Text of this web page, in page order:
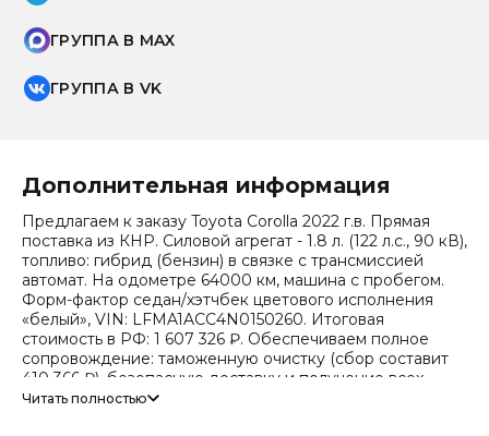
ГРУППА В MAX
ГРУППА В VK
Дополнительная информация
Предлагаем к заказу Toyota Corolla 2022 г.в. Прямая
поставка из КНР. Силовой агрегат - 1.8 л. (122 л.с., 90 кВ),
топливо: гибрид (бензин) в связке с трансмиссией
автомат. На одометре 64000 км, машина с пробегом.
Форм-фактор седан/хэтчбек цветового исполнения
«белый», VIN: LFMA1ACC4N0150260. Итоговая
стоимость в РФ: 1 607 326 ₽. Обеспечиваем полное
сопровождение: таможенную очистку (сбор составит
410 366 ₽), безопасную доставку и получение всех
документов.
Читать полностью